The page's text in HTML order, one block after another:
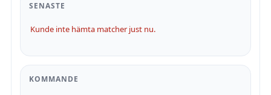
SENASTE
Kunde inte hämta matcher just nu.
KOMMANDE